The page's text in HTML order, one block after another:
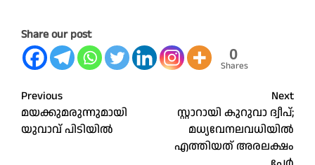
Share our post
0
Shares
Post
navigation
Previous
മയക്കുമരുന്നുമായി
യുവാവ് പിടിയിൽ
Next
സ്റ്റാറായി കുറുവാ ദ്വീപ്;
മധ്യവേനലവധിയില്‍
എത്തിയത് അരലക്ഷം